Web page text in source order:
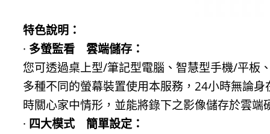
特色說明：
· 多螢監看 雲端儲存：
您可透過桌上型/筆記型電腦、智慧型手機/平板
多種不同的螢幕裝置使用本服務，24小時無論身
時關心家中情形，並能將錄下之影像儲存於雲端
· 四大模式 簡單設定：